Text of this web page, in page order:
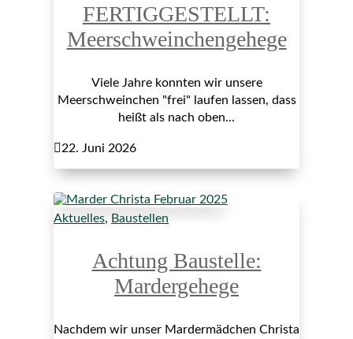
FERTIGGESTELLT:
Meerschweinchengehege
Viele Jahre konnten wir unsere
Meerschweinchen "frei" laufen lassen, dass
heißt als nach oben...
22. Juni 2026
Aktuelles, Baustellen
Achtung Baustelle:
Mardergehege
Nachdem wir unser Mardermädchen Christa